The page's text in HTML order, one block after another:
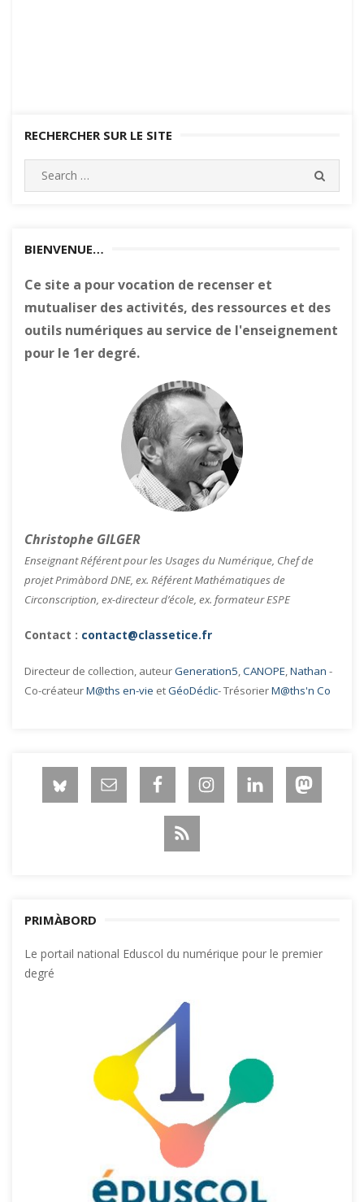
RECHERCHER SUR LE SITE
Search
for:
BIENVENUE…
Ce site a pour vocation de recenser et
mutualiser des activités, des ressources et des
outils numériques au service de l'enseignement
pour le 1er degré.
Christophe GILGER
Enseignant Référent pour les Usages du Numérique, Chef de
projet Primàbord DNE, ex. Référent Mathématiques de
Circonscription, ex-directeur d’école, ex. formateur ESPE
Contact : contact@classetice.fr
Directeur de collection, auteurGeneration5,CANOPE,Nathan -
Co-créateurM@ths en-vie etGéoDéclic- TrésorierM@ths'n Co
PRIMÀBORD
Le portail national Eduscol du numérique pour le premier
degré